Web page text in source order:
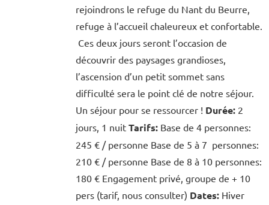
rejoindrons le refuge du Nant du Beurre,
refuge à l’accueil chaleureux et confortable.
Ces deux jours seront l’occasion de
découvrir des paysages grandioses,
l’ascension d’un petit sommet sans
difficulté sera le point clé de notre séjour.
Un séjour pour se ressourcer ! Durée:2
jours, 1 nuit Tarifs:Base de 4 personnes:
245 € / personne Base de 5 à 7 personnes:
210 € / personne Base de 8 à 10 personnes:
180 € Engagement privé, groupe de + 10
pers (tarif, nous consulter) Dates:Hiver